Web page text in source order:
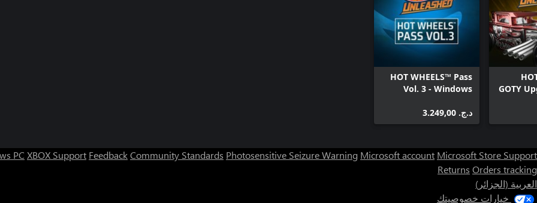
GOTY
HOT WHEELS™ Pass
Vol. 3 - Windows
د.ج.‏ 3.249,00
PC XBOX Support FeedbackCommunity Standards Photosensitive Seizure Warning Microsoft account Microsoft Store Support
Returns Orders tracking
العربية (الجزائر)
خيارات خصوصيتك